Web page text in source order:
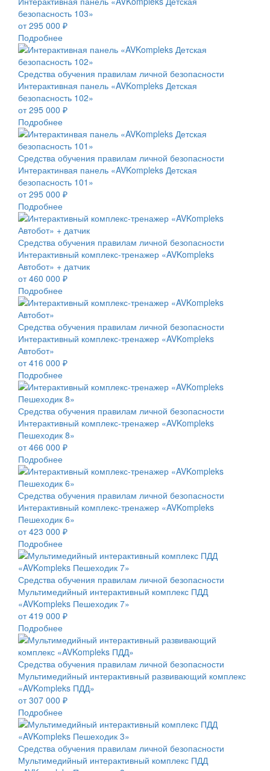
безопасность 103»
от 295 000 ₽
Подробнее
Средства обучения правилам личной безопасности
Интерактивная панель «AVKompleks Детская
безопасность 102»
от 295 000 ₽
Подробнее
Средства обучения правилам личной безопасности
Интерактинвая панель «AVKompleks Детская
безопасность 101»
от 295 000 ₽
Подробнее
Средства обучения правилам личной безопасности
Интерактивный комплекс-тренажер «AVKompleks
Автобот» + датчик
от 460 000 ₽
Подробнее
Средства обучения правилам личной безопасности
Интерактивный комплекс-тренажер «AVKompleks
Автобот»
от 416 000 ₽
Подробнее
Средства обучения правилам личной безопасности
Интерактивный комплекс-тренажер «AVKompleks
Пешеходик 8»
от 466 000 ₽
Подробнее
Средства обучения правилам личной безопасности
Интерактивный комплекс-тренажер «AVKompleks
Пешеходик 6»
от 423 000 ₽
Подробнее
Средства обучения правилам личной безопасности
Мультимедийный интерактивный комплекс ПДД
«AVKompleks Пешеходик 7»
от 419 000 ₽
Подробнее
Средства обучения правилам личной безопасности
Мультимедийный интерактивный развивающий комплекс
«AVKompleks ПДД»
от 307 000 ₽
Подробнее
Средства обучения правилам личной безопасности
Мультимедийный интерактивный комплекс ПДД